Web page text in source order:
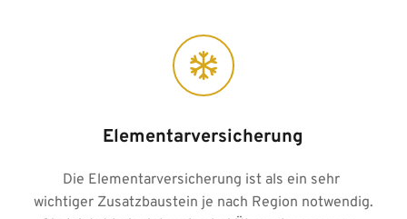
Elementarversicherung
Die Elementarversicherung ist als ein sehr
wichtiger Zusatzbaustein je nach Region notwendig.